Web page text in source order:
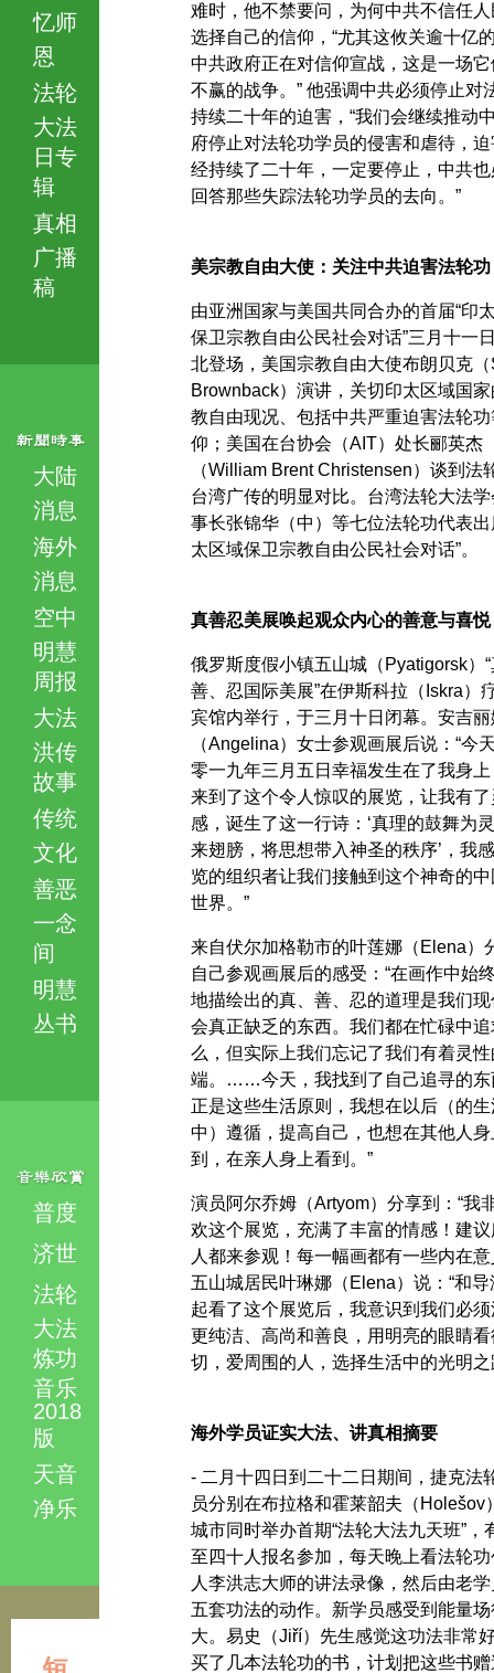
忆师
恩
法轮
大法
日专
辑
真相
广播
稿
大陆
消息
海外
消息
空中
明慧
周报
大法
洪传
故事
传统
文化
善恶
一念
间
明慧
丛书
普度
济世
法轮
大法
炼功
音乐
2018
版
天音
净乐
难时，他不禁要问，为何中共不信任人
选择自己的信仰，“尤其这攸关逾十亿
中共政府正在对信仰宣战，这是一场它
不赢的战争。” 他强调中共必须停止对
持续二十年的迫害，“我们会继续推动
府停止对法轮功学员的侵害和虐待，
经持续了二十年，一定要停止，中共也
回答那些失踪法轮功学员的去向。”
美宗教自由大使：关注中共迫害法轮功
由亚洲国家与美国共同合办的首届“印
保卫宗教自由公民社会对话”三月十一
北登场，美国宗教自由大使布朗贝克（
Brownback）演讲，关切印太区域国家
教自由现况、包括中共严重迫害法轮功
仰；美国在台协会（AIT）处长郦英杰
（William Brent Christensen）谈到法
台湾广传的明显对比。台湾法轮大法学
事长张锦华（中）等七位法轮功代表出
太区域保卫宗教自由公民社会对话”。
真善忍美展唤起观众内心的善意与喜悦
俄罗斯度假小镇五山城（Pyatigorsk）
善、忍国际美展”在伊斯科拉（Iskra）
宾馆内举行，于三月十日闭幕。安吉丽
（Angelina）女士参观画展后说：“今
零一九年三月五日幸福发生在了我身上
来到了这个令人惊叹的展览，让我有了
感，诞生了这一行诗：‘真理的鼓舞为
来翅膀，将思想带入神圣的秩序’，我
览的组织者让我们接触到这个神奇的中
世界。”
来自伏尔加格勒市的叶莲娜（Elena）
自己参观画展后的感受：“在画作中始
地描绘出的真、善、忍的道理是我们现
会真正缺乏的东西。我们都在忙碌中追
么，但实际上我们忘记了我们有着灵性
端。……今天，我找到了自己追寻的东
正是这些生活原则，我想在以后（的生
中）遵循，提高自己，也想在其他人身
到，在亲人身上看到。”
演员阿尔乔姆（Artyom）分享到：“我
欢这个展览，充满了丰富的情感！建议
人都来参观！每一幅画都有一些内在意
五山城居民叶琳娜（Elena）说：“和导
起看了这个展览后，我意识到我们必须
更纯洁、高尚和善良，用明亮的眼睛看
切，爱周围的人，选择生活中的光明之
海外学员证实大法、讲真相摘要
- 二月十四日到二十二日期间，捷克法
员分别在布拉格和霍莱韶夫（Holešov
城市同时举办首期“法轮大法九天班”，
至四十人报名参加，每天晚上看法轮功
人李洪志大师的讲法录像，然后由老
五套功法的动作。新学员感受到能量场
大。易史（Jiří）先生感觉这功法非常
买了几本法轮功的书，计划把这些书赠